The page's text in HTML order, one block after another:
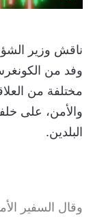
ناقش وزير
وفد من
مختلفة من
والأمن، على
البلدين.
وقال السفير